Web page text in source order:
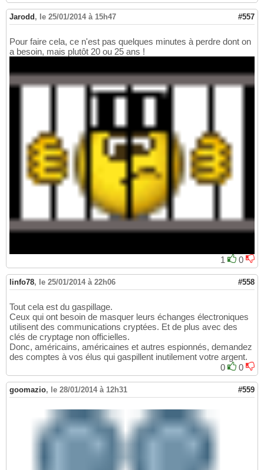
Jarodd, le 25/01/2014 à 15h47 #557
Pour faire cela, ce n'est pas quelques minutes à perdre dont on
a besoin, mais plutôt 20 ou 25 ans !
1 0
linfo78, le 25/01/2014 à 22h06 #558
Tout cela est du gaspillage.
Ceux qui ont besoin de masquer leurs échanges électroniques
utilisent des communications cryptées. Et de plus avec des
clés de cryptage non officielles.
Donc, américains, américaines et autres espionnés, demandez
des comptes à vos élus qui gaspillent inutilement votre argent.
0
0
goomazio, le 28/01/2014 à 12h31 #559